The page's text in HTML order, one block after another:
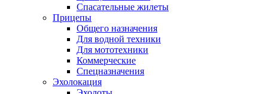
Спасательные жилеты
Прицепы
Общего назначения
Для водной техники
Для мототехники
Коммерческие
Спецназначения
Эхолокация